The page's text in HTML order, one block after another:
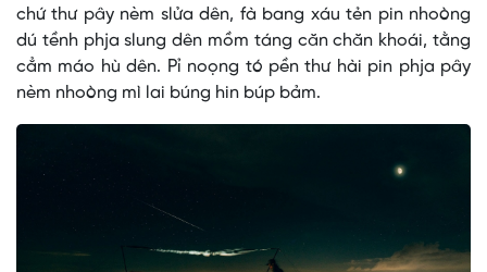
chứ thư pây nèm slửa dên, fà bang xáu tẻn pin nhoòng
dú tềnh phja slung dên mồm táng căn chăn khoái, tằng
cẳm máo hù dên. Pỉ noọng tó pền thư hài pin phja pây
nèm nhoòng mì lai búng hin búp bảm.